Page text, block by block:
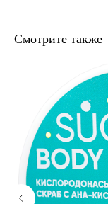
Смотрите также